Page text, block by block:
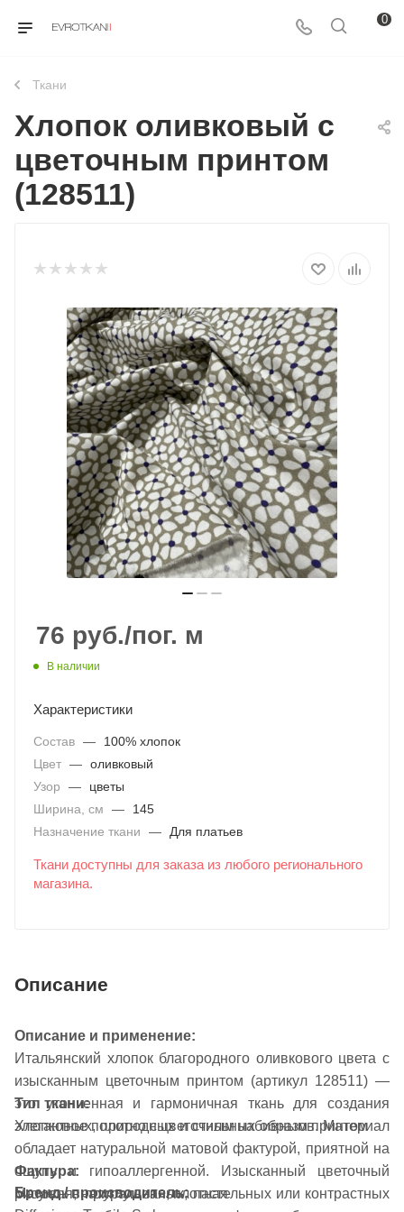
0
Ткани
Хлопок оливковый с
цветочным принтом
(128511)
76 руб./пог. м
В наличии
Характеристики
Состав —
100% хлопок
Цвет — оливковый
Узор
—
цветы
Ширина, см
—
145
Назначение ткани
— Для платьев
Ткани доступны для заказа из любого регионального
магазина.
Описание
Описание и применение:
Итальянский хлопок благородного оливкового цвета с
изысканным цветочным принтом (артикул 128511) —
это утонченная и гармоничная ткань для создания
элегантных, природных и стильных образов. Материал
обладает натуральной матовой фактурой, приятной на
ощупь и гипоаллергенной. Изысканный цветочный
рисунок в приглушенных, пастельных или контрастных
Тип ткани:
Хлопковое полотно с цветочным набивным принтом
Фактура:
Матовая, натуральная, плотная
Бренд / производитель: